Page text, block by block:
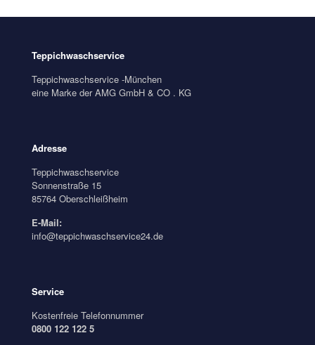
Teppichwaschservice
Teppichwaschservice -München
eine Marke der AMG GmbH & CO . KG
Adresse
Teppichwaschservice
Sonnenstraße 15
85764 Oberschleißheim
E-Mail:
info@teppichwaschservice24.de
Service
Kostenfreie Telefonnummer
0800 122 122 5